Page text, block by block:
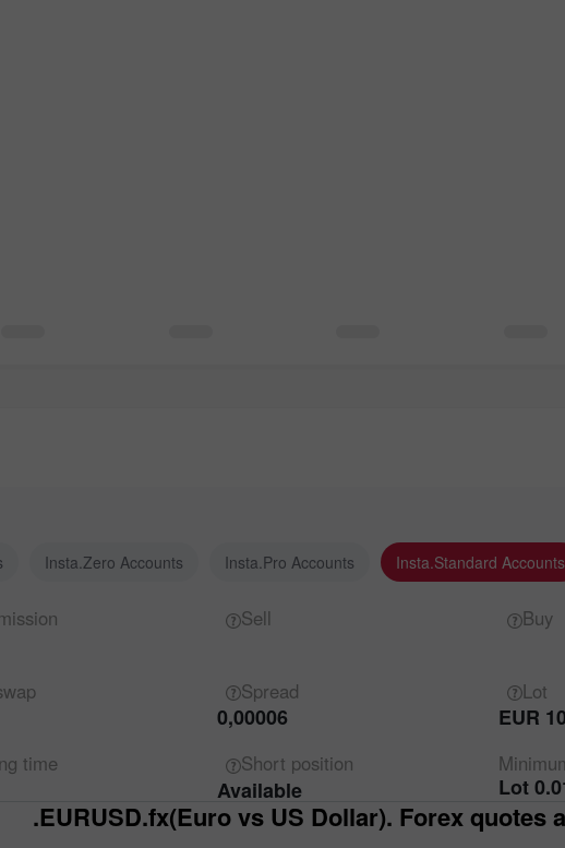
Insta.Standard Accounts
Insta.Pro Accounts
Insta.Zero Accounts
Buy
Sell
Lot
EUR
Spread
0,00006
0.01
Short position
Available
time
EURUSD.fx(Euro vs US Dollar). Forex quotes